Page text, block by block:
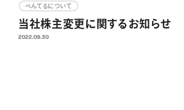
ぺんてるについて
当社株主変更に関するお知らせ
2022.09.30